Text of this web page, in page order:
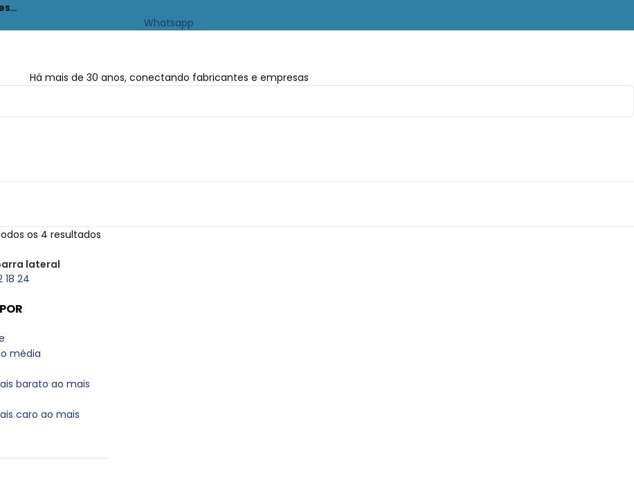
Whatsapp
Há mais de 30 anos, conectando fabricantes e empresas
os 4 resultados
lateral
18 24
média
barato ao mais
caro ao mais